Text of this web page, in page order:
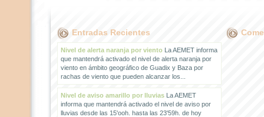
Entradas Recientes
Nivel de alerta naranja por vientoLa AEMET informa
que mantendrá activado el nivel de alerta naranja por
viento en ámbito geográfico de Guadix y Baza por
rachas de viento que pueden alcanzar los...
Nivel de aviso amarillo por lluviasLa AEMET
informa que mantendrá activado el nivel de aviso por
lluvias desde las 15'ooh. hasta las 23'59h. de hoy